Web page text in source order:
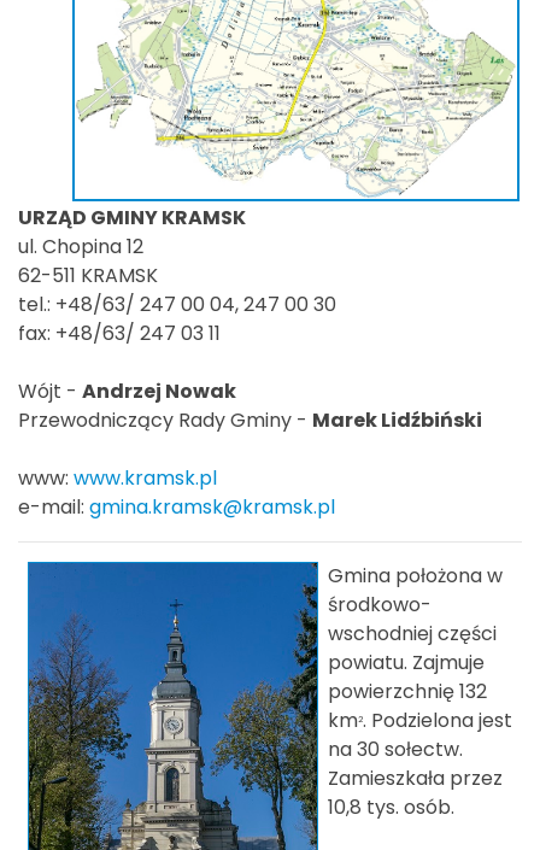
URZĄD GMINY KRAMSK
ul. Chopina 12
62-511 KRAMSK
tel.: +48/63/ 247 00 04, 247 00 30
fax: +48/63/ 247 03 11
Wójt - Andrzej Nowak
Przewodniczący Rady Gminy - Marek Lidźbiński
www: www.kramsk.pl
e-mail: gmina.kramsk@kramsk.pl
Gmina położona w
środkowo-
wschodniej części
powiatu. Zajmuje
powierzchnię 132
km2. Podzielona jest
na 30 sołectw.
Zamieszkała przez
10,8 tys. osób.